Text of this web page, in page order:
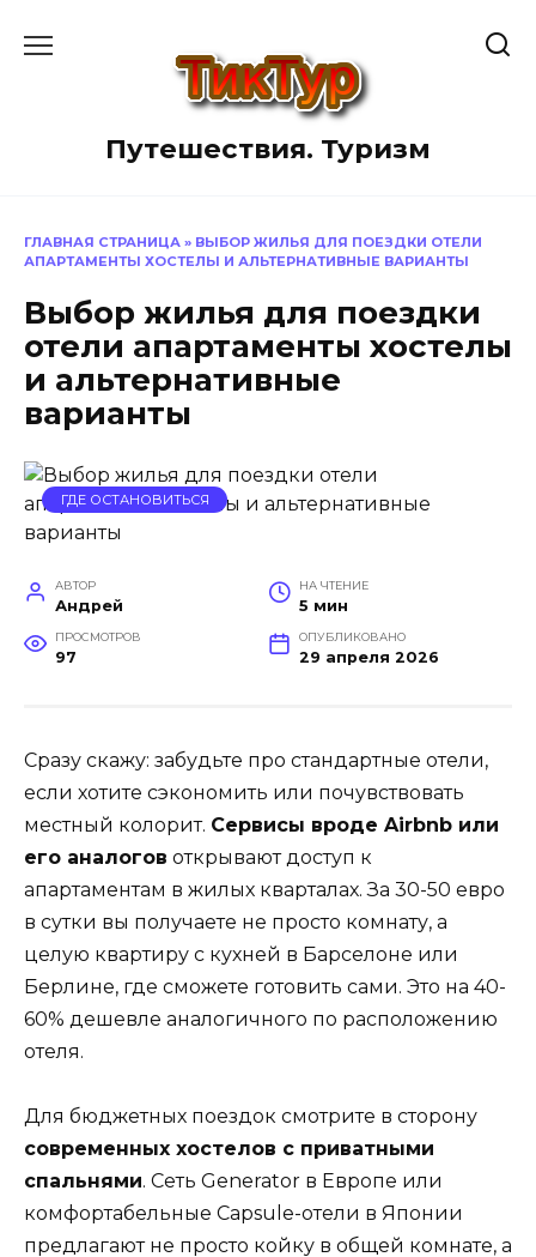
Путешествия. Туризм
ГЛАВНАЯ СТРАНИЦА » ВЫБОР ЖИЛЬЯ ДЛЯ ПОЕЗДКИ ОТЕЛИ
АПАРТАМЕНТЫ ХОСТЕЛЫ И АЛЬТЕРНАТИВНЫЕ ВАРИАНТЫ
Выбор жилья для поездки
отели апартаменты хостелы
и альтернативные
варианты
ГДЕ ОСТАНОВИТЬСЯ
АВТОР
Андрей
НА ЧТЕНИЕ
5 мин
ПРОСМОТРОВ
97
ОПУБЛИКОВАНО
29 апреля 2026
Сразу скажу: забудьте про стандартные отели,
если хотите сэкономить или почувствовать
местный колорит. Сервисы вроде Airbnb или
его аналогов открывают доступ к
апартаментам в жилых кварталах. За 30-50 евро
в сутки вы получаете не просто комнату, а
целую квартиру с кухней в Барселоне или
Берлине, где сможете готовить сами. Это на 40-
60% дешевле аналогичного по расположению
отеля.
Для бюджетных поездок смотрите в сторону
современных хостелов с приватными
спальнями. Сеть Generator в Европе или
комфортабельные Capsule-отели в Японии
предлагают не просто койку в общей комнате, а